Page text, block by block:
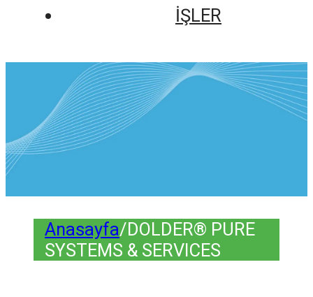
İŞLER
Anasayfa/DOLDER® PURE
SYSTEMS & SERVICES